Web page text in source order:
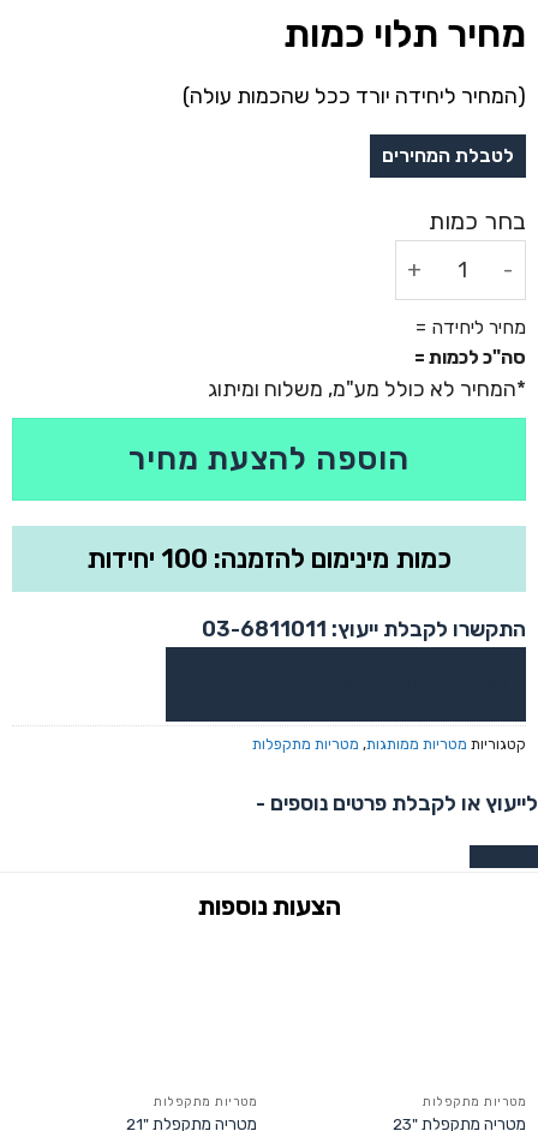
מחיר תלוי כמות
(המחיר ליחידה יורד ככל שהכמות עולה)
סה"כ לכמות =
מחיר ליחידה =
הוספה להצעת מחיר
כמות מינימום להזמנה: 100 יחידות
התקשרו לקבלת ייעוץ: 03-6811011
קטגוריות מטריות ממותגות, מטריות מתקפלות
לייעוץ או לקבלת פרטים נוספים -
מטריות מתקפלות
מטריה מתקפלת "23
מטריות מתקפלות
מטריה מתקפלת "21